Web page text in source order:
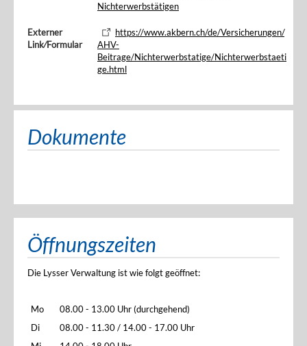
Nichterwerbstätigen
Externer
Link⁄Formular
https://www.akbern.ch/de/Versicherungen/
AHV-
Beitrage/Nichterwerbstatige/Nichterwerbstaeti
ge.html
Dokumente
Öffnungszeiten
Die Lysser Verwaltung ist wie folgt geöffnet:
Mo
08.00 - 13.00 Uhr (durchgehend)
Di
08.00 - 11.30 / 14.00 - 17.00 Uhr